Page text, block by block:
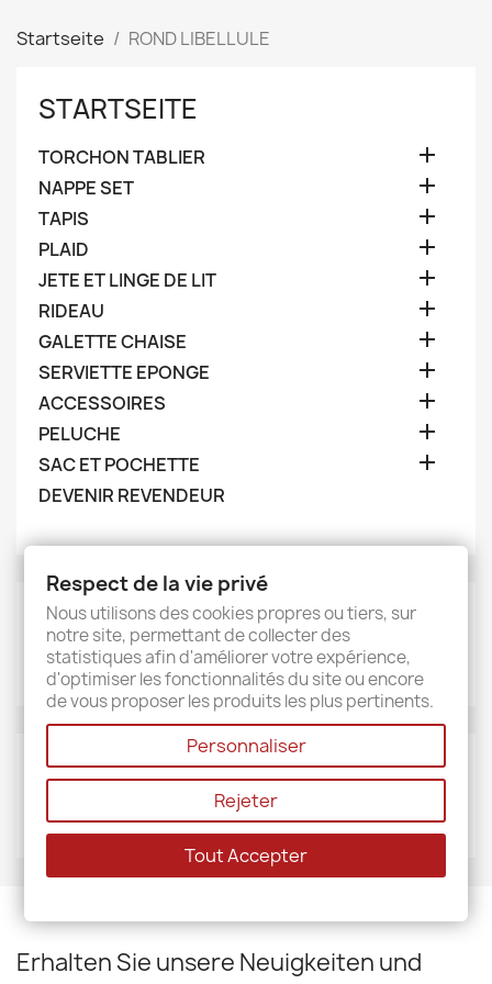
Startseite ROND LIBELLULE
STARTSEITE
TORCHON TABLIER 
NAPPE SET 
TAPIS 
PLAID 
JETE ET LINGE DE LIT 
RIDEAU 
GALETTE CHAISE 
SERVIETTE EPONGE 
ACCESSOIRES 
PELUCHE 
SAC ET POCHETTE 
DEVENIR REVENDEUR
MARKEN
Sud étoffe
LIEFERANTEN
Erhalten Sie unsere Neuigkeiten und
Respect de la vie privé
Nous utilisons des cookies propres ou tiers, sur
notre site, permettant de collecter des
statistiques afin d'améliorer votre expérience,
d'optimiser les fonctionnalités du site ou encore
de vous proposer les produits les plus pertinents.
Personnaliser
Rejeter
Tout Accepter